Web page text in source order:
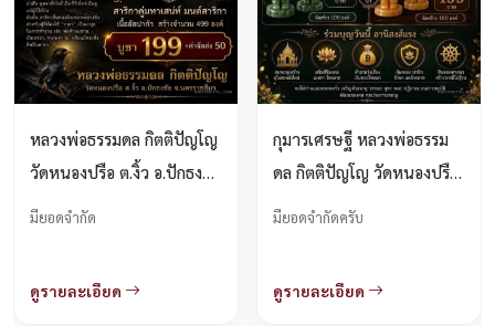
หลวงพ่อธรรมดล กิตติปัญโญ
วัดหนองปรือ ต.งิ้ว อ.ปักธงชัย
จ.นครราชสีมา เปิดจองครับ.
มียอดจำกัด
ดูรายละเอียด
กุมารเศรษฐี หลวงพ่อธรรม
ดล กิตติปัญโญ วัดหนองปรือ
เปิดจองครับ
มียอดจำกัดครับ
ดูรายละเอียด